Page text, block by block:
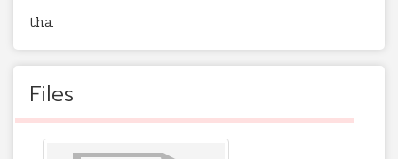
tha.
Files